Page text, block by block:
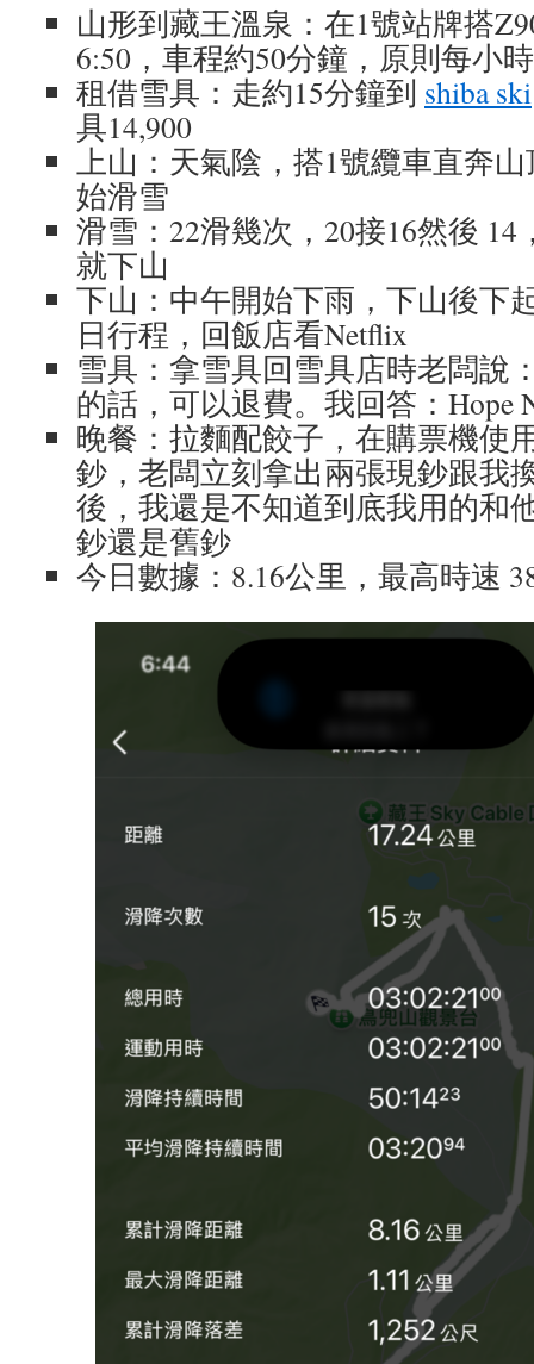
山形到藏王溫泉：在1號站牌搭
6:50，車程約50分鐘，原則每小
租借雪具：走約15分鐘到 shiba ski
具14,900
上山：天氣陰，搭1號纜車直奔
始滑雪
滑雪：22滑幾次，20接16然後
就下山
下山：中午開始下雨，下山後下
日行程，回飯店看Netflix
雪具：拿雪具回雪具店時老闆說
的話，可以退費。我回答：Hope
晚餐：拉麵配餃子，在購票機使
鈔，老闆立刻拿出兩張現鈔跟我
後，我還是不知道到底我用的和
鈔還是舊鈔
今日數據：8.16公里，最高時速